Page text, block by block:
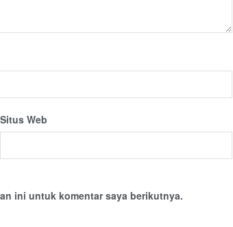
Situs Web
ini untuk komentar saya berikutnya.